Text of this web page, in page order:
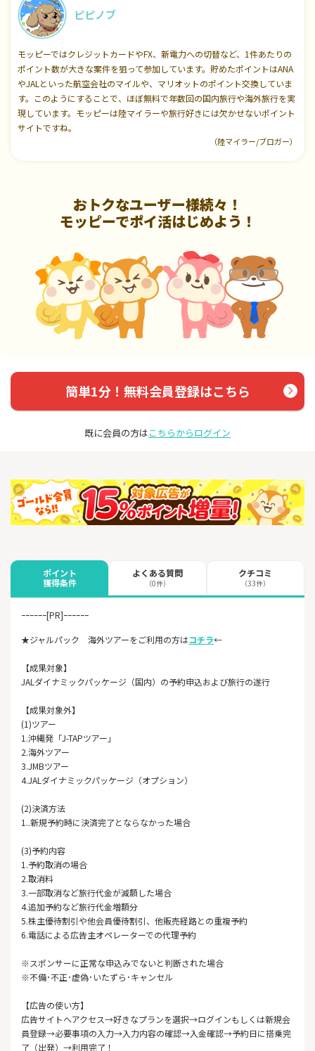
ピピノブ
モッピーではクレジットカードやFX、新電力への切替など、1件あたりの
ポイント数が大きな案件を狙って参加しています。貯めたポイントはANA
やJALといった航空会社のマイルや、マリオットのポイント交換していま
す。このようにすることで、ほぼ無料で年数回の国内旅行や海外旅行を実
現しています。モッピーは陸マイラーや旅行好きには欠かせないポイント
サイトですね。
（陸マイラー/ブロガー）
おトクなユーザー様続々！
モッピーでポイ活はじめよう！
簡単1分！無料会員登録はこちら
既に会員の方はこちらからログイン
ポイント
獲得条件
よくある質問
（0件）
クチコミ
（33件）
ｰｰｰｰｰｰ[PR]ｰｰｰｰｰｰ
★ジャルパック 海外ツアーをご利用の方はコチラ←
【成果対象】
JALダイナミックパッケージ（国内）の予約申込および旅行の遂行
【成果対象外】
(1)ツアー
1.沖縄発「J-TAPツアー」
2.海外ツアー
3.JMBツアー
4.JALダイナミックパッケージ（オプション）
(2)決済方法
1..新規予約時に決済完了とならなかった場合
(3)予約内容
1.予約取消の場合
2.取消料
3.一部取消など旅行代金が減額した場合
4.追加予約など旅行代金増額分
5.株主優待割引や他会員優待割引、他販売経路との重複予約
6.電話による広告主オペレーターでの代理予約
※スポンサーに正常な申込みでないと判断された場合
※不備･不正･虚偽･いたずら･キャンセル
【広告の使い方】
広告サイトへアクセス→好きなプランを選択→ログインもしくは新規会
員登録→必要事項の入力→入力内容の確認→入金確認→予約日に搭乗完
了（出発）→利用完了！